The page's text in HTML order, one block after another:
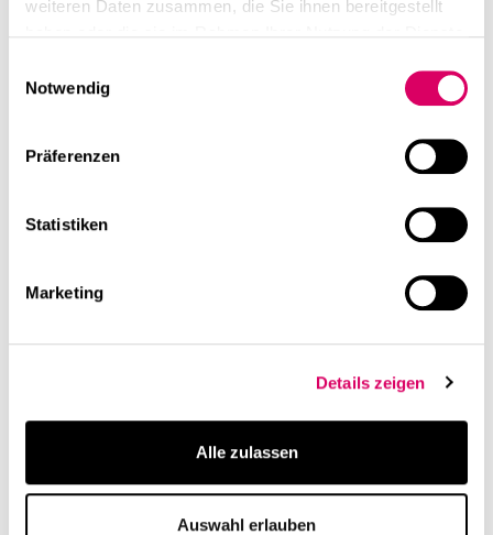
weiteren Daten zusammen, die Sie ihnen bereitgestellt
Notwendig
Präferenzen
Statistiken
Marketing
Details zeigen
Alle zulassen
Auswahl erlauben